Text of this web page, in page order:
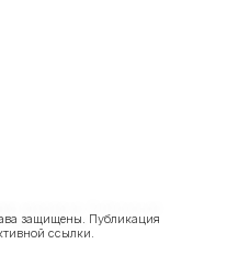
защищены. Публикация
ссылки.